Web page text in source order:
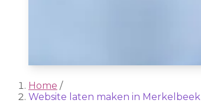
Home /
Website laten maken in Merkelbeek